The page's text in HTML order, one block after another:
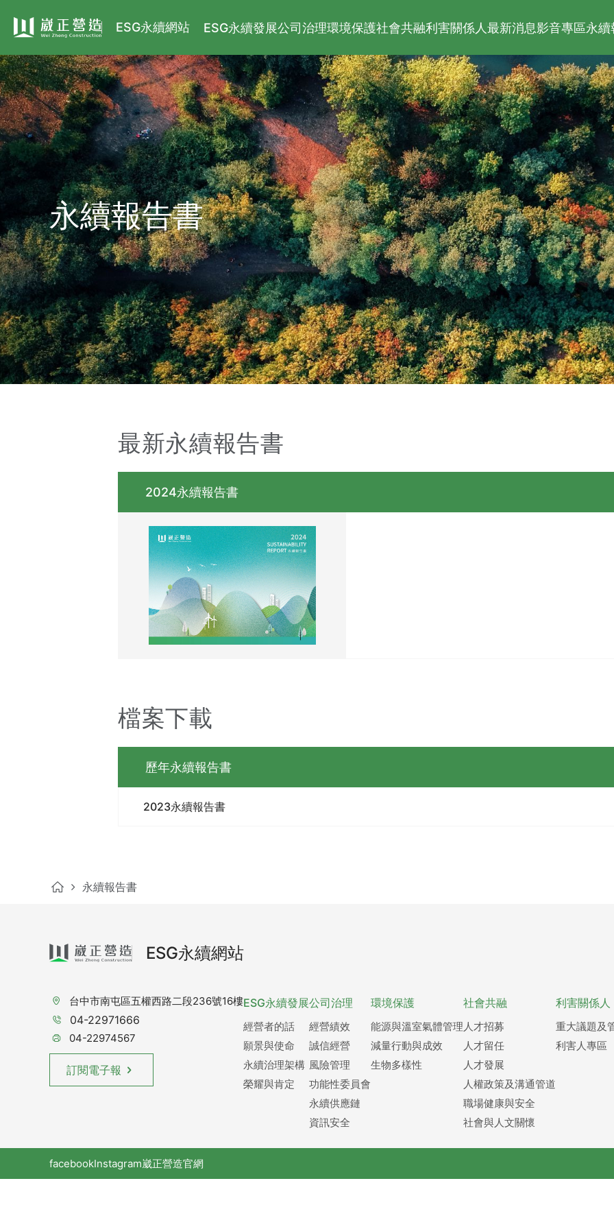
ESG永續網站 ESG永續發展公司治理環境保護社會共融利害關係人最新消息影音專區永續
永續報告書
最新永續報告書
2024永續報告書
檔案下載
歷年永續報告書
2023永續報告書
永續報告書
ESG永續網站
台中市南屯區五權西路二段236號16樓
04-22971666
04-22974567
訂閱電子報
ESG永續發展
經營者的話
願景與使命
永續治理架構
榮耀與肯定
公司治理
經營績效
誠信經營
風險管理
功能性委員會
永續供應鏈
資訊安全
環境保護
能源與溫室氣體管理
減量行動與成效
生物多樣性
社會共融
人才招募
人才留任
人才發展
人權政策及溝通管道
職場健康與安全
社會與人文關懷
利害關係人
重大議題及
利害人專區
facebookInstagram崴正營造官網